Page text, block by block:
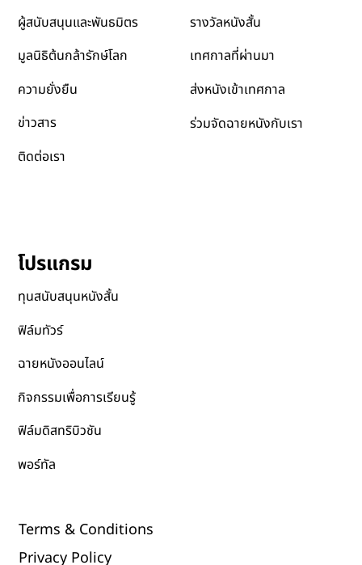
Terms & Conditions
Privacy Policy
ผู้สนับสนุนและพันธมิตร
มูลนิธิต้นกล้ารักษ์โลก
ความยั่งยืน
ข่าวสาร
ติดต่อเรา
รางวัลหนังสั้น
เทศกาลที่ผ่านมา
ส่งหนังเข้าเทศกาล
ร่วมจัดฉายหนังกับเรา
โปรแกรม
ทุนสนับสนุนหนังสั้น
ฟิล์มทัวร์
ฉายหนังออนไลน์
กิจกรรมเพื่อการเรียนรู้
ฟิล์มดิสทริบิวชัน
พอร์ทัล